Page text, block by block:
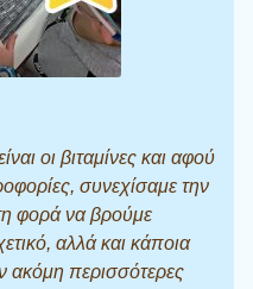
οι βιταμίνες και αφού
συνεχίσαμε την
φορά να βρούμε
αλλά και κάποια
ακόμη περισσότερες